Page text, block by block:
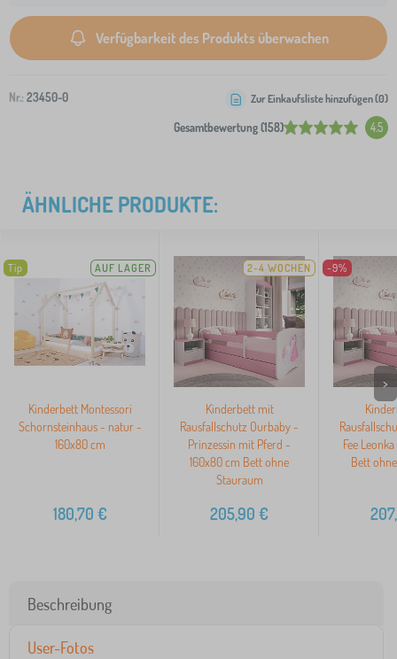
Verfügbarkeit des Produkts überwachen
Nr.: 23450-0
Gesamtbewertung (158) 4.5
Zur Einkaufsliste hinzufügen (0)
ÄHNLICHE PRODUKTE:
Tip AUF LAGER
Kinderbett Montessori
Schornsteinhaus - natur -
160x80 cm
180,70 €
2-4 WOCHEN
Kinderbett mit
Rausfallschutz Ourbaby -
Prinzessin mit Pferd -
160x80 cm Bett ohne
Stauraum
205,90 €
-9%
Fee
Bett
>
Beschreibung
User-Fotos